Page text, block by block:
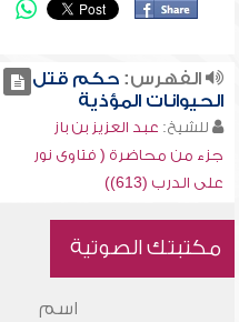
الفهرس:حكم قتل
الحيوانات المؤذية
للشيخ: عبد العزيز بن باز
جزء من محاضرة ( فتاوى نور
على الدرب (613))
مكتبتك الصوتية
اسم